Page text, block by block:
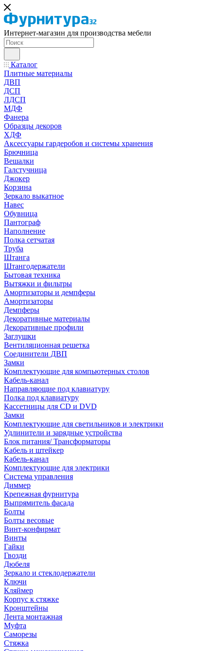
Интернет-магазин для производства мебели
Каталог
Плитные материалы
ДВП
ДСП
ЛДСП
МДФ
Фанера
Образцы декоров
ХДФ
Аксессуары гардеробов и системы хранения
Брючница
Вешалки
Галстучница
Джокер
Корзина
Зеркало выкатное
Навес
Обувница
Пантограф
Наполнение
Полка сетчатая
Труба
Штанга
Штангодержатели
Бытовая техника
Вытяжки и фильтры
Амортизаторы и демпферы
Амортизаторы
Демпферы
Декоративные материалы
Декоративные профили
Заглушки
Вентиляционная решетка
Соединители ДВП
Замки
Комплектующие для компьютерных столов
Кабель-канал
Направляющие под клавиатуру
Полка под клавиатуру
Кассетницы для CD и DVD
Замки
Комплектующие для светильников и электрики
Удлинители и зарядные устройства
Блок питания/ Трансформаторы
Кабель и штейкер
Кабель-канал
Комплектующие для электрики
Система управления
Диммер
Крепежная фурнитура
Выпрямитель фасада
Болты
Болты весовые
Винт-конфирмат
Винты
Гайки
Гвозди
Дюбеля
Зеркало и стеклодержатели
Ключи
Кляймер
Корпус к стяжке
Кронштейны
Лента монтажная
Муфта
Саморезы
Стяжка